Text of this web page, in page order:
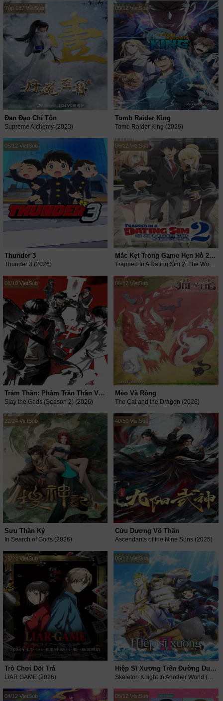
Tập 187 VietSub
Đan Đạo Chí Tôn
Supreme Alchemy (2023)
05/12 VietSub
Tomb Raider King
Tomb Raider King (2026)
05/12 VietSub
Thunder 3
Thunder 3 (2026)
05/12 VietSub
Mắc Kẹt Trong Game Hẹn Hò 2: Thế Giới Game Otome Thật Khắc Nghiệt Với Nhân Vật Quần Chúng
Trapped In A Dating Sim 2: The World Of Otome Games Is Tough For Mobs (2026)
08/10 VietSub
Trảm Thần: Phàm Trần Thần Vực (Phần 2)
Slay the Gods (Season 2) (2026)
06/12 VietSub
Mèo Và Rồng
The Cat and the Dragon (2026)
22/24 VietSub
Sưu Thần Ký
In Search of Gods (2026)
40/50 VietSub
Cửu Dương Võ Thần
Ascendants of the Nine Suns (2025)
18/24 VietSub
Trò Chơi Dối Trá
LIAR GAME (2026)
05/12 VietSub
Hiệp Sĩ Xương Trên Đường Du Hành Đến Thế Giới Khác (Phần 2)
Skeleton Knight In Another World (Season 2) (2026)
04/12 VietSub 05/12 VietSub